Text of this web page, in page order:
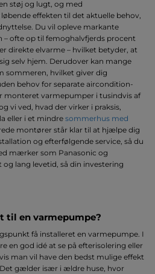
støj og lugt, og med
effekten til det aktuelle behov,
Du vil opleve markante
– ofte op til femoghalvfjerds procent
direkte elvarme – hvilket betyder, at
selv hjem. Derudover kan mange
sommeren, hvilket giver dig
behov for separate aircondition-
monteret varmepumper i tusindvis af
vi ved, hvad der virker i praksis,
eller i et mindre sommerhus med
montører står klar til at hjælpe dig
og efterfølgende service, så du
mærker som Panasonic og
lang levetid, så din investering
til en varmepumpe?
få installeret en varmepumpe. I
en god idé at se på efterisolering eller
man vil have den bedst mulige effekt
gælder især i ældre huse, hvor